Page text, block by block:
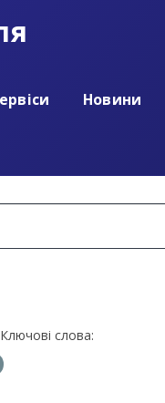
Новини
Ключові слова: